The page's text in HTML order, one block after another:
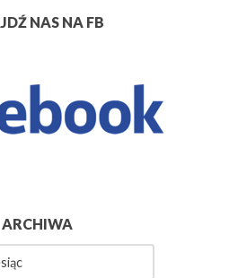
NAS NA FB
ARCHIWA